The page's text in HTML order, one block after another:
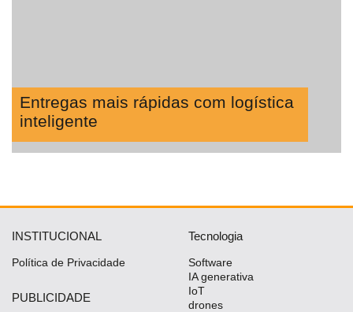
Entregas mais rápidas com logística
inteligente
INSTITUCIONAL
Política de Privacidade
PUBLICIDADE
Tecnologia
Software
IA generativa
IoT
drones